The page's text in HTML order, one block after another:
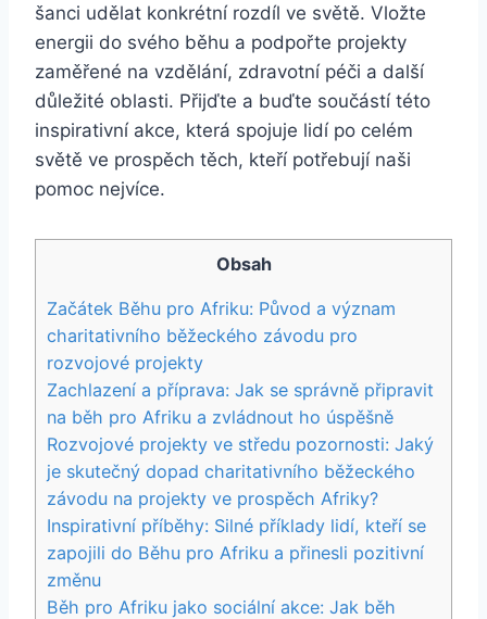
šanci udělat konkrétní rozdíl ve světě. Vložte
energii do svého běhu a podpořte projekty
zaměřené na vzdělání, zdravotní péči a další
důležité oblasti. Přijďte a buďte součástí této
inspirativní akce, která spojuje lidí po celém
světě ve prospěch těch, kteří potřebují naši
pomoc nejvíce.
Obsah
Začátek Běhu pro Afriku: Původ a význam
charitativního běžeckého závodu pro
rozvojové projekty
Zachlazení a příprava: Jak se správně připravit
na běh pro Afriku a zvládnout ho úspěšně
Rozvojové projekty ve středu pozornosti: Jaký
je skutečný dopad charitativního běžeckého
závodu na projekty ve prospěch Afriky?
Inspirativní příběhy: Silné příklady lidí, kteří se
zapojili do Běhu pro Afriku a přinesli pozitivní
změnu
Běh pro Afriku jako sociální akce: Jak běh